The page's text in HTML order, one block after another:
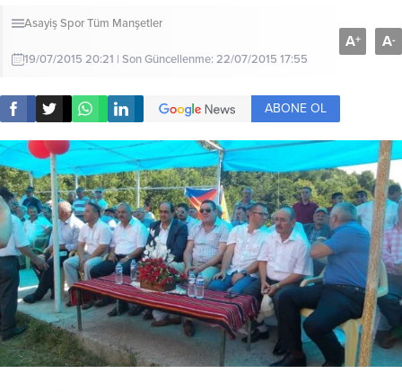
AsayişSporTüm Manşetler
19/07/2015 20:21 | Son Güncellenme: 22/07/2015 17:55
A+ A-
ABONE OL